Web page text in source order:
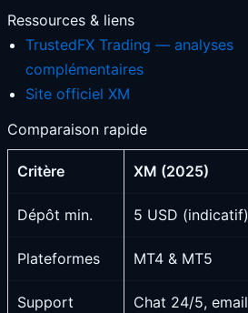
Ressources & liens
TrustedFX Trading — analyses
complémentaires
Site officiel XM
Comparaison rapide
Critère XM (2025)
Dépôt min. 5 USD (indicatif)
Plateformes MT4 & MT5
Support Chat 24/5, email